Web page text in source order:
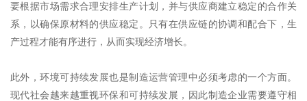
要根据市场需求合理安排生产计划，并与供应商建立稳定的合作关
系，以确保原材料的供应稳定。只有在供应链的协调和配合下，生
产过程才能有序进行，从而实现经济增长。
此外，环境可持续发展也是制造运营管理中必须考虑的一个方面。
现代社会越来越重视环保和可持续发展，因此制造企业需要遵守相